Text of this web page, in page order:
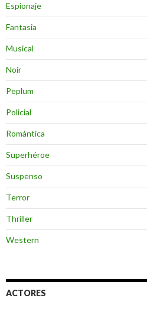
Espionaje
Fantasia
Musical
Noir
Peplum
Policial
Romántica
Superhéroe
Suspenso
Terror
Thriller
Western
ACTORES